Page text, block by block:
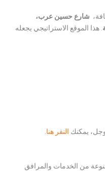
شارع حسين عرب،
. هذا الموقع الاستراتيجي يجعله
يمكنك النقر هنا
من الخدمات والمرافق